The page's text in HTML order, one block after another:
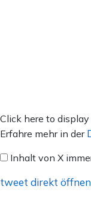
Inhalt
von
anzeigen
Click here to
Erfahre mehr in der
Inhalt von X
tweet direkt öffnen